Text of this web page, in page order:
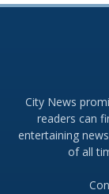
City News
readers can
entertaining
of all